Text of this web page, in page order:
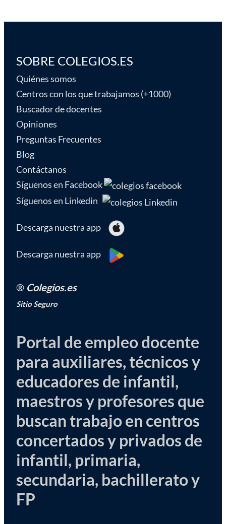
SOBRE COLEGIOS.ES
Quiénes somos
Centros con los que trabajamos (+1000)
Buscador de docentes
Opiniones
Preguntas Frecuentes
Blog
Contáctanos
Síguenos en Facebook
Síguenos en Linkedin
Descarga nuestra app
Descarga nuestra app
® Colegios.es
Sitio Seguro
Portal de empleo docente
para auxiliares, técnicos y
educadores de infantil,
maestros y profesores que
buscan trabajo en centros
concertados y privados de
infantil, primaria,
secundaria, bachillerato y
FP